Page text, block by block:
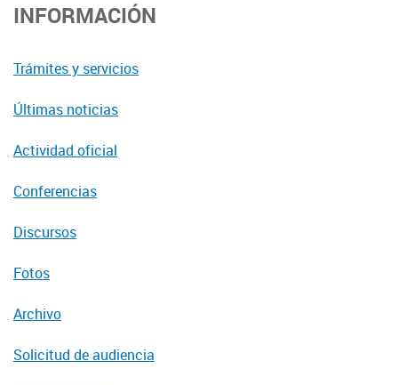
INFORMACIÓN
Trámites y servicios
Últimas noticias
Actividad oficial
Conferencias
Discursos
Fotos
Archivo
Solicitud de audiencia